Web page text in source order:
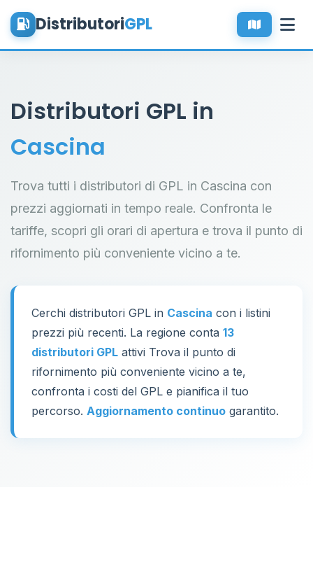
DistributoriGPL
Distributori GPL in
Cascina
Trova tutti i distributori di GPL in Cascina con
prezzi aggiornati in tempo reale. Confronta le
tariffe, scopri gli orari di apertura e trova il punto di
rifornimento più conveniente vicino a te.
Cerchi distributori GPL in Cascina con i listini
prezzi più recenti. La regione conta 13
distributori GPL attivi Trova il punto di
rifornimento più conveniente vicino a te,
confronta i costi del GPL e pianifica il tuo
percorso. Aggiornamento continuo garantito.